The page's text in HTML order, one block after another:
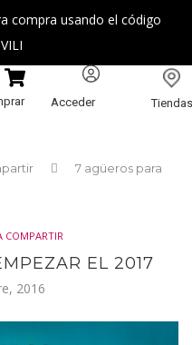
compra usando el código
Acceder Tiendas
7 agüeros para
COMPARTIR
EL 2017
2016